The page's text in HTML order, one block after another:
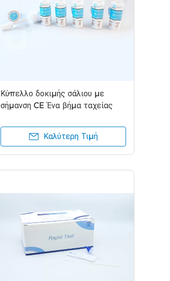
Κύπελλο δοκιμής σάλιου με
σήμανση CE Ένα βήμα ταχείας
φάρμακα
Καλύτερη Τιμή